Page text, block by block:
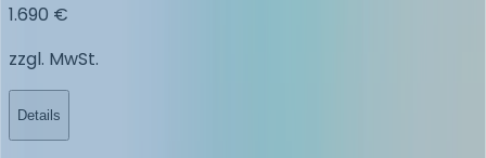
1.690 €
zzgl. MwSt.
Details